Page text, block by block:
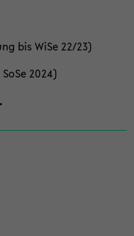
bis WiSe 22/23)
2024)